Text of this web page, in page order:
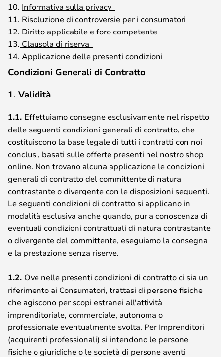
10. Informativa sulla privacy
11. Risoluzione di controversie per i consumatori
12. Diritto applicabile e foro competente
13. Clausola di riserva
14. Applicazione delle presenti condizioni
Condizioni Generali di Contratto
1. Validità
1.1. Effettuiamo consegne esclusivamente nel rispetto
delle seguenti condizioni generali di contratto, che
costituiscono la base legale di tutti i contratti con noi
conclusi, basati sulle offerte presenti nel nostro shop
online. Non trovano alcuna applicazione le condizioni
generali di contratto del committente di natura
contrastante o divergente con le disposizioni seguenti.
Le seguenti condizioni di contratto si applicano in
modalità esclusiva anche quando, pur a conoscenza di
eventuali condizioni contrattuali di natura contrastante
o divergente del committente, eseguiamo la consegna
e la prestazione senza riserve.
1.2. Ove nelle presenti condizioni di contratto ci sia un
riferimento ai Consumatori, trattasi di persone fisiche
che agiscono per scopi estranei all'attività
imprenditoriale, commerciale, autonoma o
professionale eventualmente svolta. Per Imprenditori
(acquirenti professionali) si intendono le persone
fisiche o giuridiche o le società di persone aventi